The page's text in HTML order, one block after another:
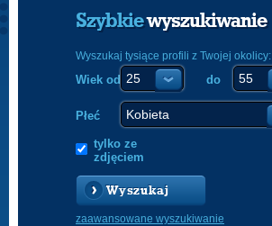
Szybkiewyszukiwanie
Wyszukaj tysiące profili z Twojej okolicy:
Wiek od do
Płeć
tylko ze
zdjęciem
Wyszukaj
zaawansowane wyszukiwanie